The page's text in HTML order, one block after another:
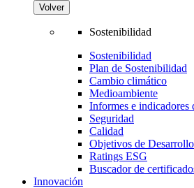
Volver
Sostenibilidad
Sostenibilidad
Plan de Sostenibilidad
Cambio climático
Medioambiente
Informes e indicadores
Seguridad
Calidad
Objetivos de
Ratings ESG
Buscador de
Innovación